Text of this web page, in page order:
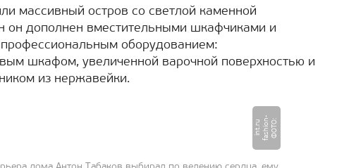
массивный остров со светлой каменной
он дополнен вместительными шкафчиками и
оборудованием:
шкафом, увеличенной варочной поверхностью и
из нержавейки.
Ф
О
Т
О :
f
a
s
hi
o
n
-i
n
t.
r
u